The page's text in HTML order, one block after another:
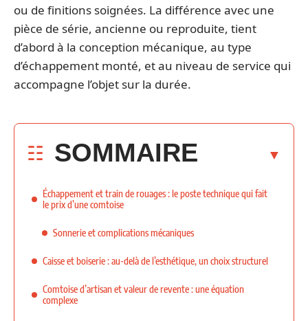
ou de finitions soignées. La différence avec une
pièce de série, ancienne ou reproduite, tient
d’abord à la conception mécanique, au type
d’échappement monté, et au niveau de service qui
accompagne l’objet sur la durée.
SOMMAIRE
Échappement et train de rouages : le poste technique qui fait
le prix d’une comtoise
Sonnerie et complications mécaniques
Caisse et boiserie : au-delà de l’esthétique, un choix structurel
Comtoise d’artisan et valeur de revente : une équation
complexe